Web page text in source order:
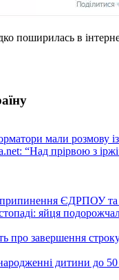
поширилась в
мали
“Над прірвою з
припинення ЄДРПОУ
яйця
про завершення
дитини до 50